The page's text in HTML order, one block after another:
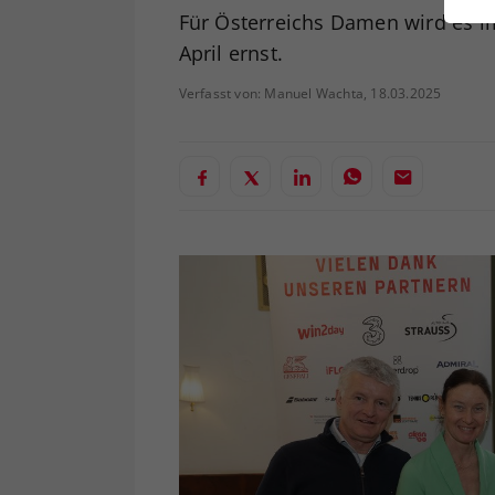
Für Österreichs Damen wird es
April ernst.
Verfasst von: Manuel Wachta, 18.03.2025